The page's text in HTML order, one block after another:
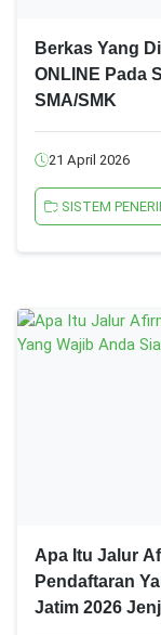
Berkas Yang
ONLINE Pada
SMA/SMK
21 April 2026
SISTEM
Apa Itu Jalur
Pendaftaran
Jatim 2026